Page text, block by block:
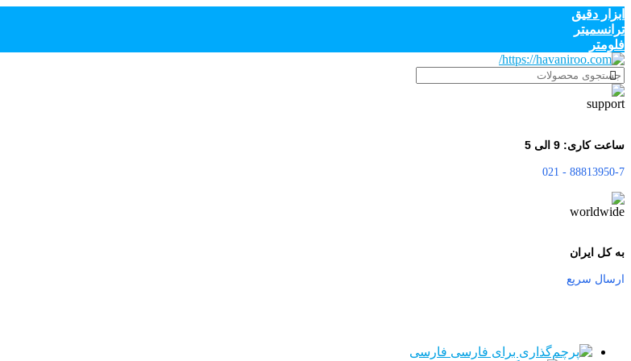
ابزار دقیق
ترانسمیتر
فلومتر
ساعت کاری: 9 الی 5
88813950-7 - 021
به کل ایران
ارسال سریع
فارسی